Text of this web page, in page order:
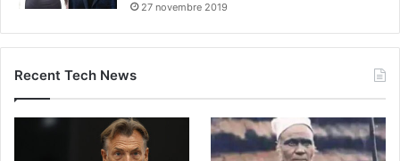
27 novembre 2019
Recent Tech News